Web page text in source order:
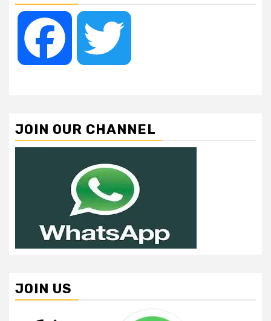
Facebook
JOIN OUR CHANNEL
JOIN US